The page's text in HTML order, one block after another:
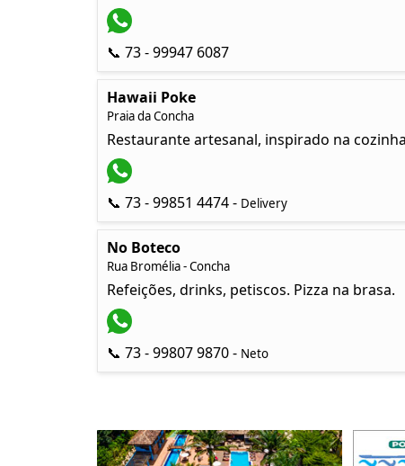
📞 73 - 99947 6087
Hawaii Poke
Praia da Concha
Restaurante artesanal, inspirado na
📞 73 - 99851 4474 - Delivery
No Boteco
Rua Bromélia - Concha
Refeições, drinks, petiscos. Pizza na brasa.
📞 73 - 99807 9870 - Neto